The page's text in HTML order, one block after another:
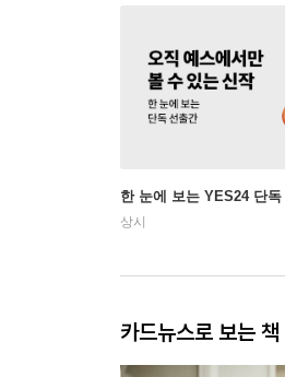
한 눈에 보는 YES24 단
상시
카드뉴스로 보는 책